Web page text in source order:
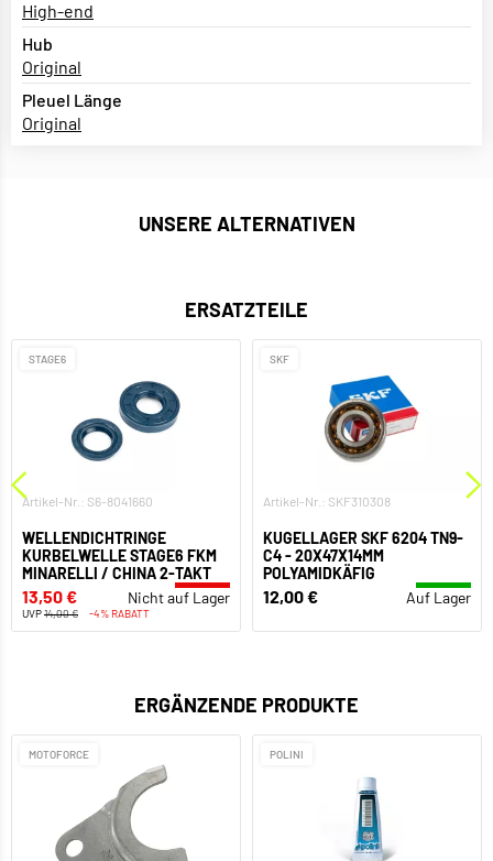
High-end
Hub
Original
Pleuel Länge
Original
UNSERE ALTERNATIVEN
ERSATZTEILE
STAGE6
Artikel-Nr.: S6-8041660
WELLENDICHTRINGE
KURBELWELLE STAGE6 FKM
MINARELLI / CHINA 2-TAKT
13,50 € Nicht auf Lager
UVP14,00 € -4% RABATT
SKF
Artikel-Nr.: SKF310308
KUGELLAGER SKF 6204 TN9-
C4 - 20X47X14MM
POLYAMIDKÄFIG
12,00 € Auf Lager
ERGÄNZENDE PRODUKTE
MOTOFORCE POLINI